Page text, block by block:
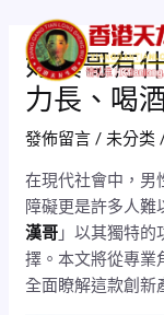
好漢哥有
力長、喝
發佈留言 / 未分类
在現代社會中，男
障礙更是許多人難
漢哥 」以其獨特
擇。本文將從專業
全面瞭解這款創新
navigation